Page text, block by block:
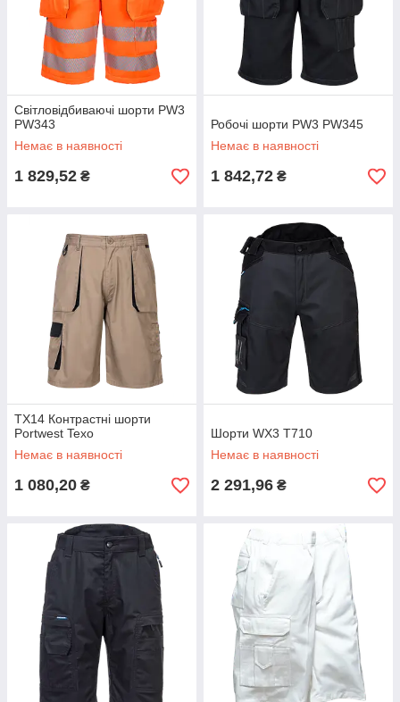
Світловідбиваючі шорти PW3
PW343
Немає в наявності
1 829,52 ₴
Робочі шорти PW3 PW345
Немає в наявності
1 842,72 ₴
TX14 Контрастні шорти
Portwest Texo
Немає в наявності
1 080,20 ₴
Шорти WX3 T710
Немає в наявності
2 291,96 ₴